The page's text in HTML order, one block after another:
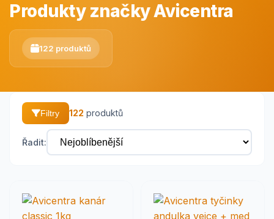
Produkty značky Avicentra
122 produktů
Filtry 122 produktů
Řadit: